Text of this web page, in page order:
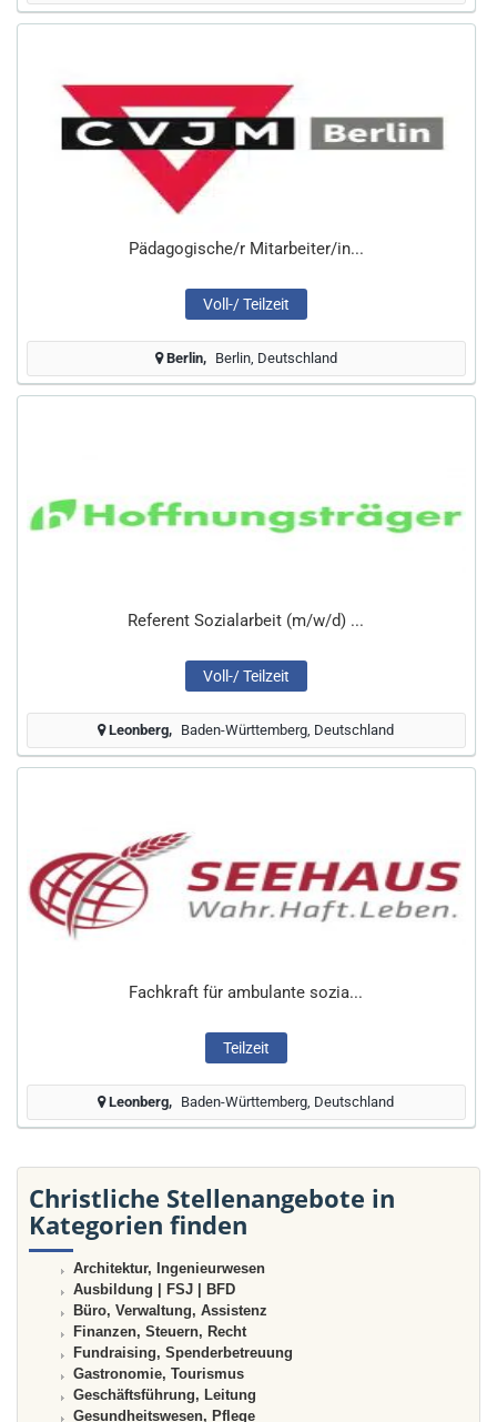
Pädagogische/r Mitarbeiter/in...
Voll-/ Teilzeit
Berlin Berlin, Deutschland
Referent Sozialarbeit (m/w/d) ...
Voll-/ Teilzeit
Leonberg Baden-Württemberg, Deutschland
Fachkraft für ambulante sozia...
Teilzeit
Leonberg Baden-Württemberg, Deutschland
Christliche Stellenangebote in
Kategorien finden
Architektur, Ingenieurwesen
Ausbildung | FSJ | BFD
Büro, Verwaltung, Assistenz
Finanzen, Steuern, Recht
Fundraising, Spenderbetreuung
Gastronomie, Tourismus
Geschäftsführung, Leitung
Gesundheitswesen, Pflege